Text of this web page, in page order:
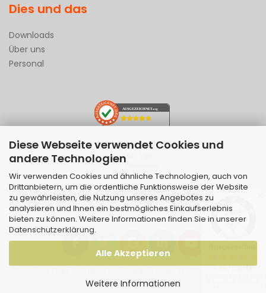
Diese Webseite verwendet Cookies und
andere Technologien
Wir verwenden Cookies und ähnliche Technologien, auch von
Drittanbietern, um die ordentliche Funktionsweise der Website
zu gewährleisten, die Nutzung unseres Angebotes zu
analysieren und Ihnen ein bestmögliches Einkaufserlebnis
bieten zu können. Weitere Informationen finden Sie in unserer
Datenschutzerklärung.
Alle Akzeptieren
Weitere Informationen
Dies und das
Downloads
Über uns
Personal
AUSGEZEICHNET.org
SEHR GUT
4.94
ebay.de
Hinweis zu den Bewertungen
vonJungCreative.